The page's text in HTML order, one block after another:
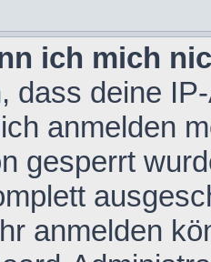
ich mich
dass deine
anmelden
gesperrt
anmelden